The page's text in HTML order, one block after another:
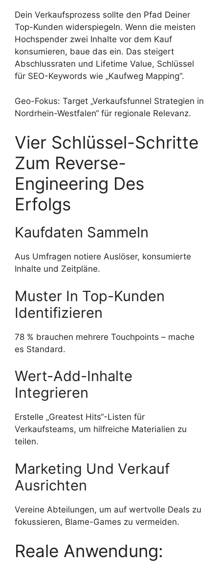
Dein Verkaufsprozess sollte den Pfad Deiner
Top-Kunden widerspiegeln. Wenn die meisten
Hochspender zwei Inhalte vor dem Kauf
konsumieren, baue das ein. Das steigert
Abschlussraten und Lifetime Value, Schlüssel
für SEO-Keywords wie „Kaufweg Mapping“.
Geo-Fokus: Target „Verkaufsfunnel Strategien in
Nordrhein-Westfalen“ für regionale Relevanz.
Vier Schlüssel-Schritte
Zum Reverse-
Engineering Des
Erfolgs
Kaufdaten Sammeln
Aus Umfragen notiere Auslöser, konsumierte
Inhalte und Zeitpläne.
Muster In Top-Kunden
Identifizieren
78 % brauchen mehrere Touchpoints – mache
es Standard.
Wert-Add-Inhalte
Integrieren
Erstelle „Greatest Hits“-Listen für
Verkaufsteams, um hilfreiche Materialien zu
teilen.
Marketing Und Verkauf
Ausrichten
Vereine Abteilungen, um auf wertvolle Deals zu
fokussieren, Blame-Games zu vermeiden.
Reale Anwendung: